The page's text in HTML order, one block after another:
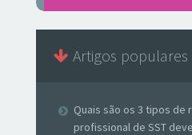
Artigos populares
Quais são os 3 tipos de
profissional de SST